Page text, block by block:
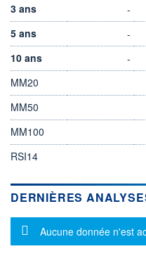
3 ans
-
5 ans
-
10 ans
-
MM20
MM50
MM100
RSI14
DERNIÈRES
Message
Aucune donnée n'est